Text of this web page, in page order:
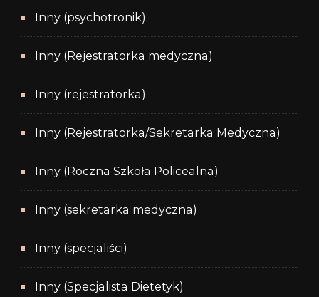
Inny (psychotronik)
Inny (Rejestratorka medyczna)
Inny (rejestratorka)
Inny (Rejestratorka/Sekretarka Medyczna)
Inny (Roczna Szkoła Policealna)
Inny (sekretarka medyczna)
Inny (specjaliści)
Inny (Specjalista Dietetyk)